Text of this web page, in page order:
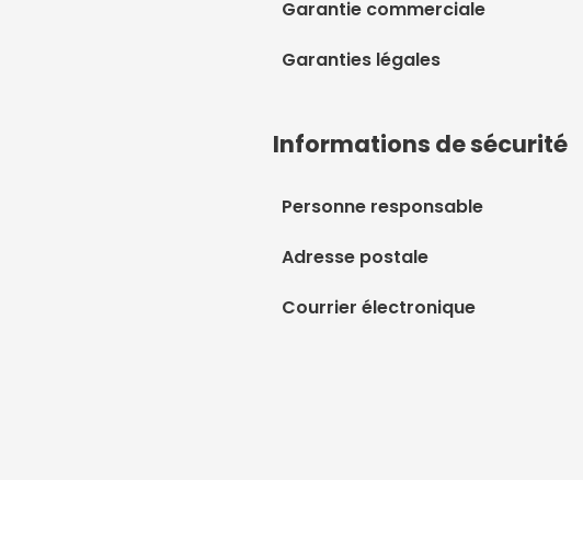
Garantie commerciale
Garanties légales
Informations de sécurité
Personne responsable
Adresse postale
Courrier électronique